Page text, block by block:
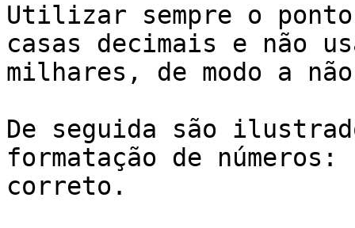
Utilizar sempre o ponto
casas decimais e não
milhares, de modo a
De seguida são
formatação de
correto.